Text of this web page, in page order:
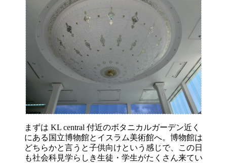
まずは KL central 付近のボタニカルガーデン近く
にある国立博物館とイスラム美術館へ。博物館は
どちらかと言うと子供向けという感じで、この日
も社会科見学らしき生徒・学生がたくさん来てい